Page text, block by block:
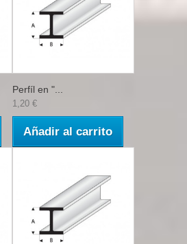
Perfíl en "...
1,20 €
Añadir al carrito